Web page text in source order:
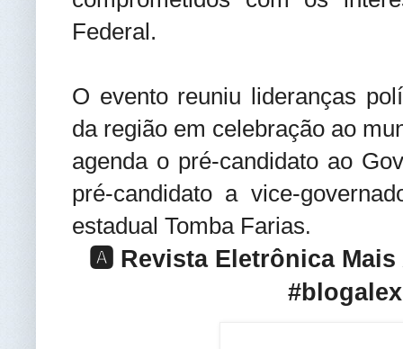
Federal.
O evento reuniu lideranças
da região em celebração ao
agenda o pré-candidato ao
pré-candidato a vice-
estadual Tomba Farias.
🅰️ Revista Eletrônica